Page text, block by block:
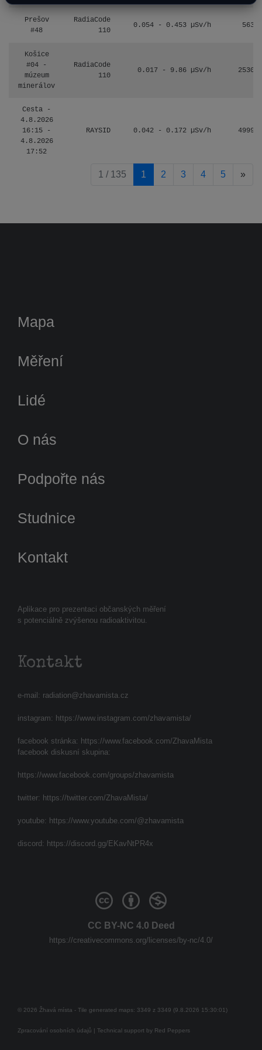
Prešov
#48
RadiaCode
110
0.054 - 0.453 µSv/h 563
Košice
#04 -
múzeum
minerálov
RadiaCode
110
0.017 - 9.86 µSv/h 2530
Cesta -
4.8.2026
16:15 -
4.8.2026
17:52
RAYSID 0.042 - 0.172 µSv/h 4999
1 / 135 1 2 3 4 5 »
Aplikace pro prezentaci občanských měření
s potenciálně zvýšenou radioaktivitou.
Kontakt
e-mail: radiation@zhavamista.cz
instagram: https://www.instagram.com/zhavamista/
facebook stránka: https://www.facebook.com/ZhavaMista
facebook diskusní skupina:
https://www.facebook.com/groups/zhavamista
twitter: https://twitter.com/ZhavaMista/
youtube: https://www.youtube.com/@zhavamista
discord: https://discord.gg/EKavNtPR4x
Mapa
Měření
Lidé
O nás
Podpořte nás
Studnice
Kontakt
CC BY-NC 4.0 Deed
https://creativecommons.org/licenses/by-nc/4.0/
© 2026 Žhavá místa - Tile generated maps: 3349 z 3349 (9.8.2026 15:30:01)
Zpracování osobních údajů | Technical support by Red Peppers